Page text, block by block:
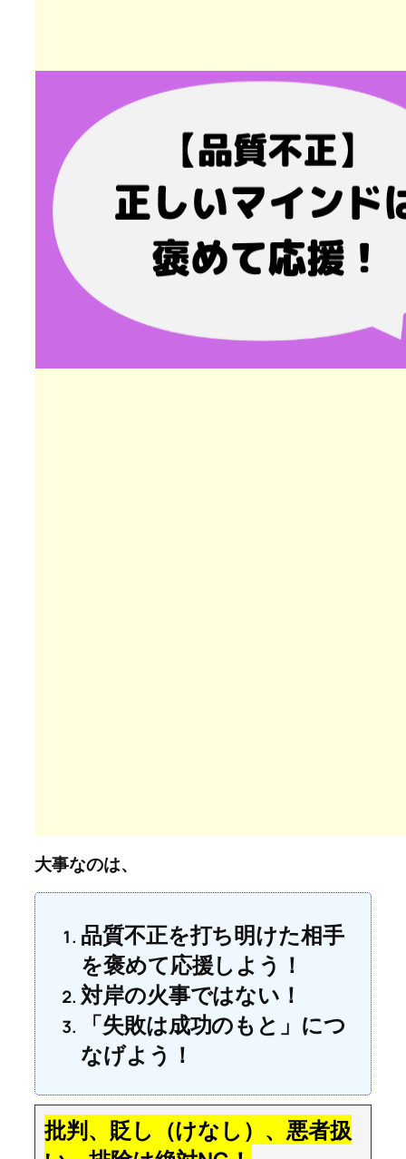
大事なのは、
品質不正を打ち明けた相手
を褒めて応援しよう！
対岸の火事ではない！
「失敗は成功のもと」につ
なげよう！
批判、貶し（けなし）、悪者扱